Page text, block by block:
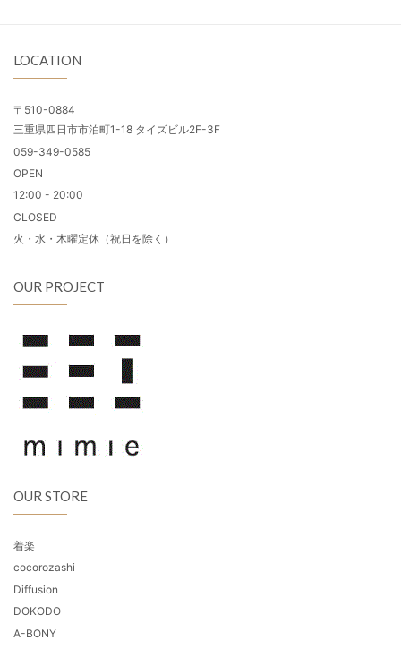
LOCATION
〒510-0884
三重県四日市市泊町1-18 タイズビル2F-3F
059-349-0585
OPEN
12:00 - 20:00
CLOSED
火・水・木曜定休（祝日を除く）
OUR PROJECT
OUR STORE
着楽
cocorozashi
Diffusion
DOKODO
A-BONY